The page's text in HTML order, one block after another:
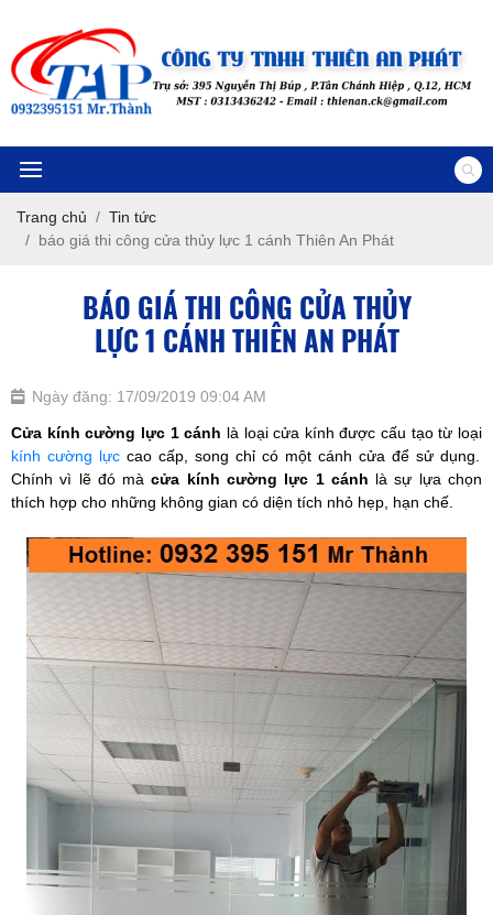
Trang chủ
Tin tức
báo giá thi công cửa thủy lực 1 cánh Thiên An Phát
BÁO GIÁ THI CÔNG CỬA THỦY
LỰC 1 CÁNH THIÊN AN PHÁT
Ngày đăng: 17/09/2019 09:04 AM
Cửa kính cường lực 1 cánh là loại cửa kính được cấu tạo từ loại
kính cường lực cao cấp, song chỉ có một cánh cửa để sử dụng.
Chính vì lẽ đó màcửa kính cường lực 1 cánh là sự lựa chọn
thích hợp cho những không gian có diện tích nhỏ hẹp, hạn chế.